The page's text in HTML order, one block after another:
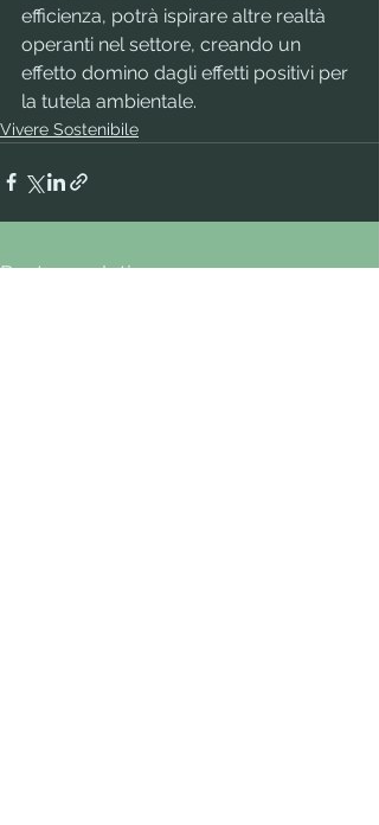
efficienza, potrà ispirare altre realtà
operanti nel settore, creando un
effetto domino dagli effetti positivi per
la tutela ambientale.
Vivere Sostenibile
Post correlati